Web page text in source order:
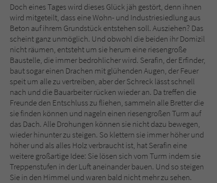
Doch eines Tages wird dieses Glück jäh gestört, denn ihnen
wird mitgeteilt, dass eine Wohn- und Industriesiedlung aus
Beton auf ihrem Grundstück entstehen soll. Ausziehen? Das
scheint ganz unmöglich. Und obwohl die beiden ihr Domizil
nicht räumen, entsteht um sie herum eine riesengroße
Baustelle, die immer bedrohlicher wird. Serafin, der Erfinder,
baut sogar einen Drachen mit glühenden Augen, der Feuer
speit um alle zu vertreiben, aber der Schreck lässt schnell
nach und die Bauarbeiter rücken wieder an. Da treffen die
Freunde den Entschluss zu fliehen, sammeln alle Bretter die
sie finden können und nageln einen riesengroßen Turm auf
das Dach. Alle Drohungen können sie nicht dazu bewegen,
wieder hinunter zu steigen. So klettern sie immer höher und
höher und als alles Holz verbraucht ist, hat Serafin eine
weitere großartige Idee: Sie lösen sich vom Turm indem sie
Treppenstufen in der Luft aneinander bauen. Und so steigen
Sie in den Himmel und waren bald nicht mehr zu sehen.